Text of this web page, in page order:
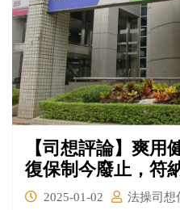
【司想評論】爽用
復保制今廢止，符
2025-01-02
法操司想